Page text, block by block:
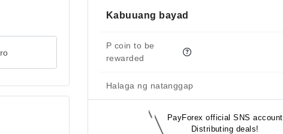
Kabuuang bayad
P coin to be
rewarded
Halaga ng natanggap
PayForex official SNS account
Distributing deals!